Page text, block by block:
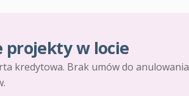
projekty w locie
kredytowa. Brak umów do